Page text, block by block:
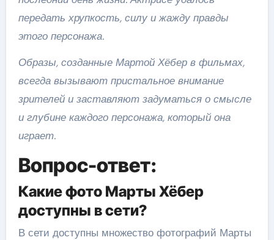
передать хрупкость, силу и жажду правды
этого персонажа.
Образы, созданные Мартой Хёбер в фильмах,
всегда вызывают пристальное внимание
зрителей и заставляют задуматься о смысле
и глубине каждого персонажа, который она
играет.
Вопрос-ответ:
Какие фото Марты Хёбер
доступны в сети?
В сети доступны множество фотографий Марты